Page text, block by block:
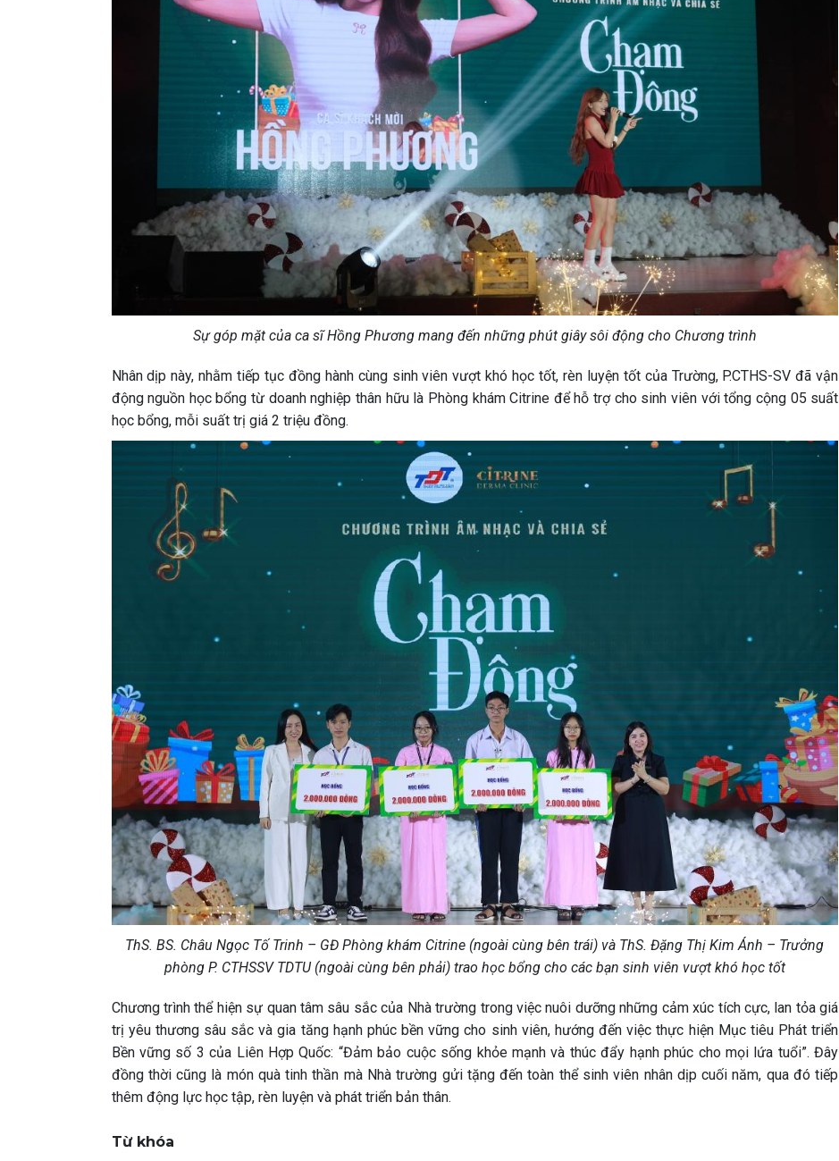
Sự góp mặt của ca sĩ Hồng Phương mang đến những phút giây sôi động cho Chương trình
Nhân dịp này, nhằm tiếp tục đồng hành cùng sinh viên vượt khó học tốt, rèn luyện tốt của Trường, P.CTHS-SV đã vận
động nguồn học bổng từ doanh nghiệp thân hữu là Phòng khám Citrine để hỗ trợ cho sinh viên với tổng cộng 05 suất
học bổng, mỗi suất trị giá 2 triệu đồng.
ThS. BS. Châu Ngọc Tố Trinh – GĐ Phòng khám Citrine (ngoài cùng bên trái) và ThS. Đặng Thị Kim Ánh – Trưởng
phòng P. CTHSSV TDTU (ngoài cùng bên phải) trao học bổng cho các bạn sinh viên vượt khó học tốt
Chương trình thể hiện sự quan tâm sâu sắc của Nhà trường trong việc nuôi dưỡng những cảm xúc tích cực, lan tỏa giá
trị yêu thương sâu sắc và gia tăng hạnh phúc bền vững cho sinh viên, hướng đến việc thực hiện Mục tiêu Phát triển
Bền vững số 3 của Liên Hợp Quốc: “Đảm bảo cuộc sống khỏe mạnh và thúc đẩy hạnh phúc cho mọi lứa tuổi”. Đây
đồng thời cũng là món quà tinh thần mà Nhà trường gửi tặng đến toàn thể sinh viên nhân dịp cuối năm, qua đó tiếp
thêm động lực học tập, rèn luyện và phát triển bản thân.
Từ khóa